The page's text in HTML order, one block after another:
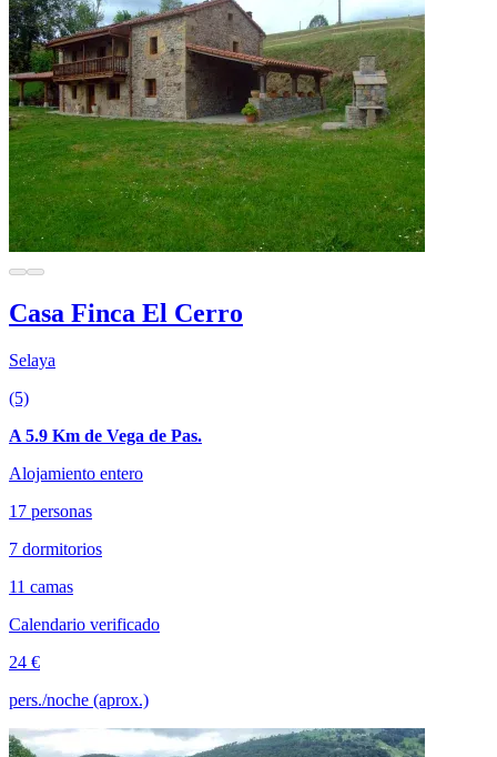
Casa Finca El Cerro
Selaya
(5)
A 5.9 Km de Vega de Pas.
Alojamiento entero
17 personas
7 dormitorios
11 camas
Calendario verificado
24 €
pers./noche (aprox.)